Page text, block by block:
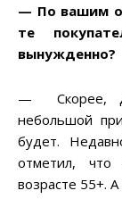
— По вашим
те
вынужденно?
— Скорее,
небольшой
будет.
отметил,
возрасте 55+.